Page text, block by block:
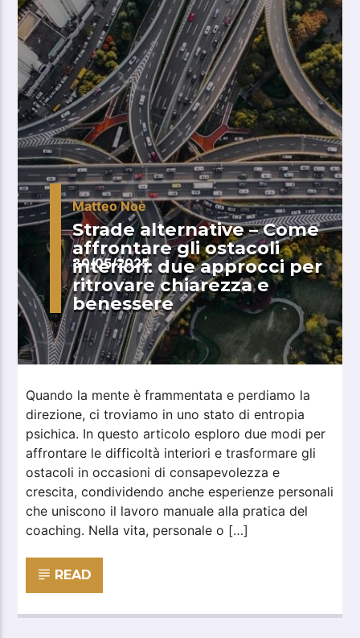
Matteo Noè
30/05/2025
Strade alternative – Come
affrontare gli ostacoli
interiori: due approcci per
ritrovare chiarezza e
benessere
Quando la mente è frammentata e perdiamo la
direzione, ci troviamo in uno stato di entropia
psichica. In questo articolo esploro due modi per
affrontare le difficoltà interiori e trasformare gli
ostacoli in occasioni di consapevolezza e
crescita, condividendo anche esperienze personali
che uniscono il lavoro manuale alla pratica del
coaching. Nella vita, personale o […]
READ